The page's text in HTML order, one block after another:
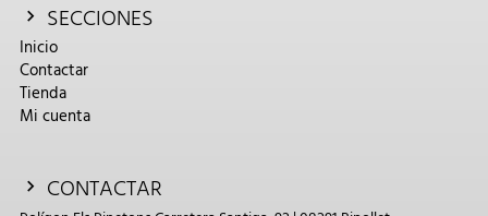
SECCIONES
Inicio
Contactar
Tienda
Mi cuenta
CONTACTAR